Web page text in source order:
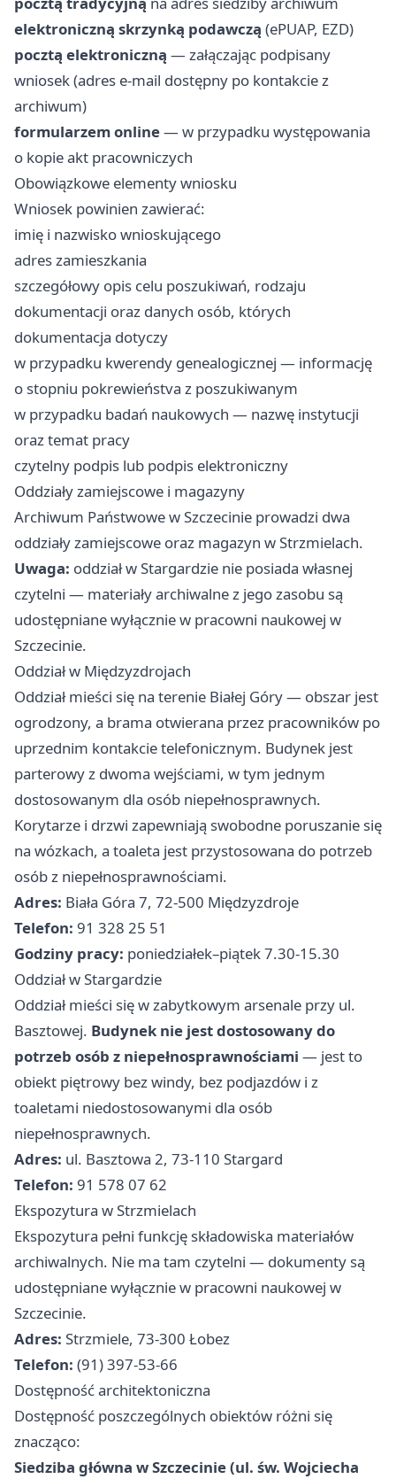
elektroniczną skrzynką podawczą (ePUAP, EZD)
pocztą elektroniczną — załączając podpisany
wniosek (adres e-mail dostępny po kontakcie z
archiwum)
formularzem online— w przypadku występowania
o kopie akt pracowniczych
Obowiązkowe elementy wniosku
Wniosek powinien zawierać:
imię i nazwisko wnioskującego
adres zamieszkania
szczegółowy opis celu poszukiwań, rodzaju
dokumentacji oraz danych osób, których
dokumentacja dotyczy
w przypadku kwerendy genealogicznej — informację
o stopniu pokrewieństva z poszukiwanym
w przypadku badań naukowych — nazwę instytucji
oraz temat pracy
czytelny podpis lub podpis elektroniczny
Oddziały zamiejscowe i magazyny
Archiwum Państwowe w Szczecinie prowadzi dwa
oddziały zamiejscowe oraz magazyn w Strzmielach.
Uwaga: oddział w Stargardzie nie posiada własnej
czytelni — materiały archiwalne z jego zasobu są
udostępniane wyłącznie w pracowni naukowej w
Szczecinie.
Oddział w Międzyzdrojach
Oddział mieści się na terenie Białej Góry — obszar jest
ogrodzony, a brama otwierana przez pracowników po
uprzednim kontakcie telefonicznym. Budynek jest
parterowy z dwoma wejściami, w tym jednym
dostosowanym dla osób niepełnosprawnych.
Korytarze i drzwi zapewniają swobodne poruszanie się
na wózkach, a toaleta jest przystosowana do potrzeb
osób z niepełnosprawnościami.
Adres: Biała Góra 7, 72-500 Międzyzdroje
Telefon: 91 328 25 51
Godziny pracy: poniedziałek–piątek 7.30-15.30
Oddział w Stargardzie
Oddział mieści się w zabytkowym arsenale przy ul.
Basztowej. Budynek nie jest dostosowany do
potrzeb osób z niepełnosprawnościami — jest to
obiekt piętrowy bez windy, bez podjazdów i z
toaletami niedostosowanymi dla osób
niepełnosprawnych.
Adres: ul. Basztowa 2, 73-110 Stargard
Telefon: 91 578 07 62
Ekspozytura w Strzmielach
Ekspozytura pełni funkcję składowiska materiałów
archiwalnych. Nie ma tam czytelni — dokumenty są
udostępniane wyłącznie w pracowni naukowej w
Szczecinie.
Adres: Strzmiele, 73-300 Łobez
Telefon: (91) 397-53-66
Dostępność architektoniczna
Dostępność poszczególnych obiektów różni się
znacząco:
Siedziba główna w Szczecinie (ul. św. Wojciecha